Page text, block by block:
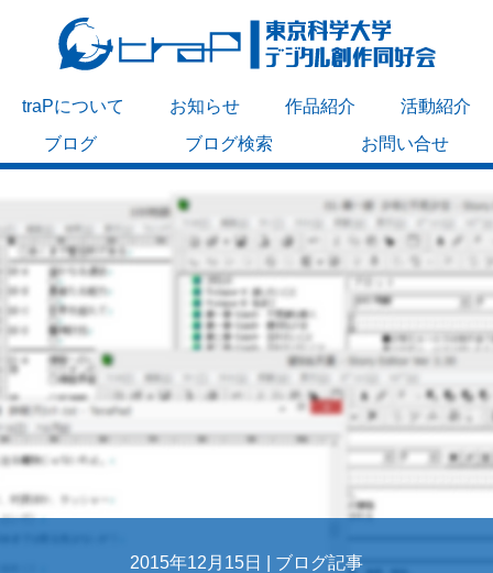
traPについて お知らせ 作品紹介
活動紹介
ブログ
ブログ検索 お問い合せ
2015年12月15日 | ブログ記事